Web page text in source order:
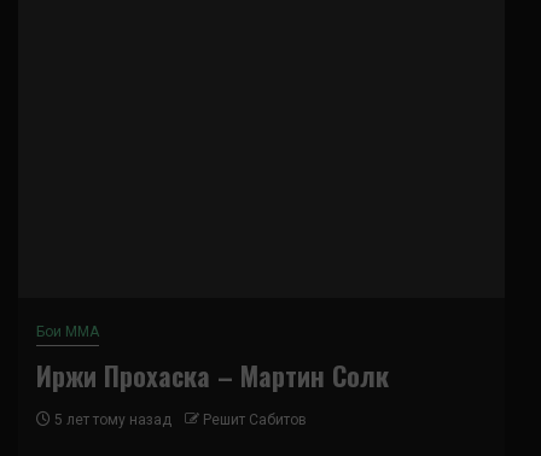
Бои ММА
Иржи Прохаска – Мартин Солк
5 лет тому назад Решит Сабитов